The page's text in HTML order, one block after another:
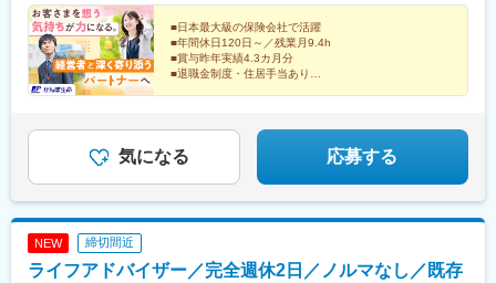
駅、高見馬場駅、牧志駅、西松本駅、福井口駅、新清水駅、新静
岡駅、新浜松駅、駅前大通駅、神宮前駅、栄町駅(愛知県)、名鉄一
宮駅、近鉄四日市駅、岐阜駅、城下駅(岡山県)、倉敷駅、段原一丁
目駅、西広島駅、栗林公園北口駅、西堀端駅、高知駅前駅、茅場
町駅、札幌駅、杉並町駅、広瀬通駅、川越市駅、葭川公園駅、大
駅、野島公園駅、小伝馬町駅、三河島駅、東池袋四丁目駅、立川
北駅、石場駅、五条駅(京都市営)、中書島駅、淀屋橋駅、ドーム前
千代崎駅、長居駅(地下鉄)、布施駅、三ノ宮駅、小倉駅(福岡県)、
西黒崎駅、香椎駅、祇園駅(福岡県)、南福岡駅、中佐世保駅、五島
町駅、辛島町駅、甲東中学校前駅、新富町駅(富山県)、福井駅(福
井県)、第一通り駅、札木駅、豊田本町駅、栄駅(愛知県)、尾張一
宮駅、郵便局前駅、的場町駅、東高須駅、本町一丁目駅、高知駅
児島県、熊本県※初期配属の都道府県を希望できます！U・Iターン
歓迎！※当面転勤なし／エリア内での転勤の可能性あり※配属先の
法人営業部は、応募者の希望も踏まえて決定します■受動喫煙対
策：屋内禁煙
松本駅、電気ビル前駅、末広町駅(富山県)、北鉄金沢駅、福井駅、
名鉄岐阜駅、静岡駅、三島広小路駅、第一通り駅、伏見駅(愛知
県)、中岡崎駅、あすなろう四日市駅、大津駅、京都駅、天満橋
駅、堺駅、布施駅、西元町駅、姫路駅、新大宮駅、和歌山市駅、
鳥取駅、松江駅、郵便局前駅、白島駅(広島電鉄線)、福山駅、新山
駅(福岡県)、天神駅、西鉄久留米駅、佐賀駅、浦上駅前駅、佐世保
駅、花畑町駅、大分駅、宮崎駅、鹿児島中央駅、大通駅、松風町
福井駅(福井県)、岐阜駅、新静岡駅、三島田町駅、新浜松駅、栄駅
(愛知県)、近鉄四日市駅、上栄町駅、大阪城北詰駅、大小路駅、Ｊ
Ｒ河内永和駅、みなと元町駅、山陽姫路駅、田町駅(岡山県)、家庭
■日本最大級の保険会社で活躍
■年間休日120日～／残業月9.4h
■賞与昨年実績4.3カ月分
■退職金制度・住居手当あり
企業の経営と働く人の安心を支えていきませんか？
気になる 応募する
NEW 締切間近
ライフアドバイザー／完全週休2日／ノルマなし／既存